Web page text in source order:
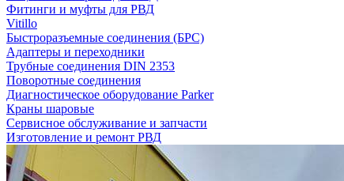
Фитинги и муфты для РВД
Vitillo
Быстроразъемные соединения (БРС)
Адаптеры и переходники
Трубные соединения DIN 2353
Поворотные соединения
Диагностическое оборудование Parker
Краны шаровые
Сервисное обслуживание и запчасти
Изготовление и ремонт РВД